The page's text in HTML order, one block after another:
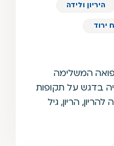
היריון ולידה
ירוד
המשלימה
בדגש על תקופות
הריון, גיל